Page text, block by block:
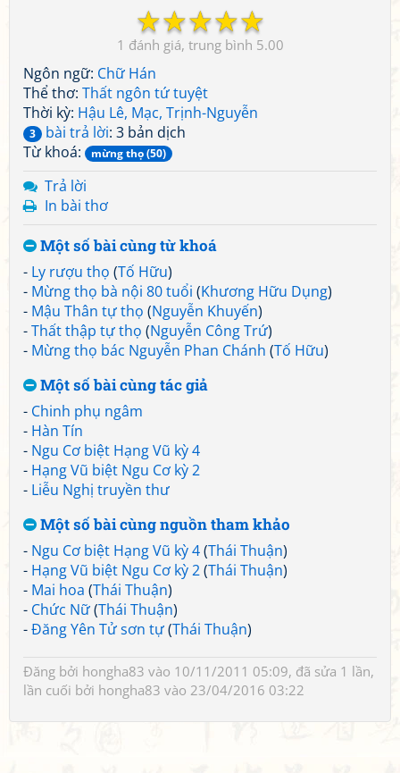
☆
☆
☆
☆
☆
1 5.00
Ngôn ngữ: Chữ Hán
Thể thơ: Thất ngôn tứ tuyệt
Thời kỳ: Hậu Lê, Mạc, Trịnh-Nguyễn
3 bài trả lời: 3 bản dịch
Từ khoá:
mừng thọ (50)
Trả lời
In bài thơ
Một số bài cùng từ khoá
- Ly rượu thọ (Tố Hữu)
- Mừng thọ bà nội 80 tuổi (Khương Hữu Dụng)
- Mậu Thân tự thọ (Nguyễn Khuyến)
-Thất thập tự thọ (Nguyễn Công Trứ)
- Mừng thọ bác Nguyễn Phan Chánh (Tố Hữu)
Một số bài cùng tác giả
- Chinh phụ ngâm
- Hàn Tín
- Ngu Cơ biệt Hạng Vũ kỳ 4
- Hạng Vũ biệt Ngu Cơ kỳ 2
- Liễu Nghị truyền thư
Một số bài cùng nguồn tham khảo
- Ngu Cơ biệt Hạng Vũ kỳ 4(Thái Thuận)
- Hạng Vũ biệt Ngu Cơ kỳ 2(Thái Thuận)
- Mai hoa (Thái Thuận)
- Chức Nữ(Thái Thuận)
-Đăng Yên Tử sơn tự(Thái Thuận)
Đăng bởi hongha83 vào 10/11/2011 05:09, đã sửa 1 lần,
lần cuối bởi hongha83 vào 23/04/2016 03:22